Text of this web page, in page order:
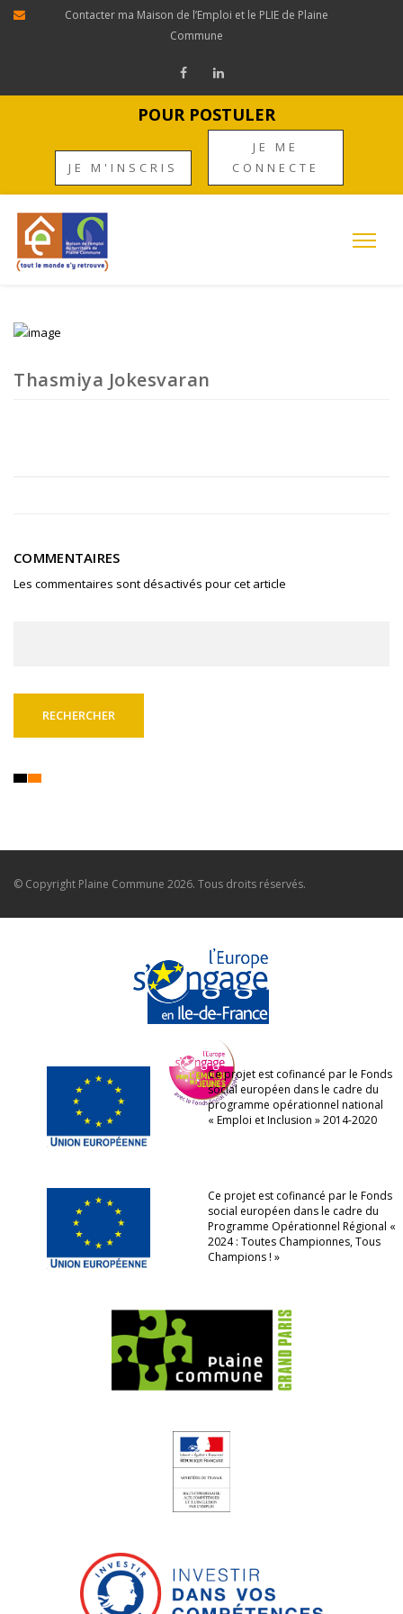
Contacter ma Maison de l’Emploi et le PLIE de Plaine
Commune
POUR POSTULER
JE M'INSCRIS
JE ME
CONNECTE
Thasmiya Jokesvaran
COMMENTAIRES
Les commentaires sont désactivés pour cet article
© Copyright Plaine Commune 2026. Tous droits réservés.
Ce projet est cofinancé par le Fonds
social européen dans le cadre du
programme opérationnel national
« Emploi et Inclusion » 2014-2020
Ce projet est cofinancé par le Fonds
social européen dans le cadre du
Programme Opérationnel Régional «
2024 : Toutes Championnes, Tous
Champions ! »